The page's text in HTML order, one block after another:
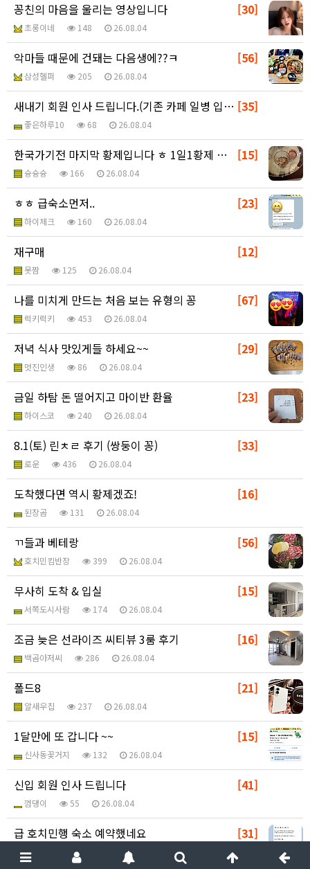
[30]
꽁친의 마음을 울리는 영상입니다
초롱이네 148 26.08.04
[56]
악마들 때문에 건돼는 다음생에??ㅋ
삼성헬퍼 205 26.08.04
[35]
새내기 회원 인사 드립니다.(기존 카페 일병 입니다)
좋은하루10 68 26.08.04
[15]
한국가기전 마지막 황제입니다 ㅎ 1일1황제 미션 클리어
슝슝슝 166 26.08.04
[23]
ㅎㅎ 급숙소먼저..
하이체크 160 26.08.04
[12]
재구매
못짬 125 26.08.04
[67]
나를 미치게 만드는 처음 보는 유형의 꽁
럭키럭키 453 26.08.04
[29]
저녁 식사 맛있게들 하세요~~
멋진인생 86 26.08.04
[23]
금일 하탐 돈 떨어지고 마이반 환율
하이스코 240 26.08.04
[33]
8.1(토) 린ㅊㄹ 후기 (쌍둥이 꽁)
로운 436 26.08.04
[16]
도착했다면 역시 황제겠죠!
된장곰 131 26.08.04
[56]
ㄲ들과 베테랑
호치민킴반장 399 26.08.04
[15]
무사히 도착 & 입실
서쪽도시사람 174 26.08.04
[16]
조금 늦은 선라이즈 씨티뷰 3룸 후기
백곰아저씨 286 26.08.04
[21]
폴드8
알새우칩 237 26.08.04
[15]
1달만에 또 갑니다 ~~
신사동꽃거지 132 26.08.04
[41]
신입 회원 인사 드립니다
껌댕이 55 26.08.04
[31]
급 호치민행 숙소 예약했네요
스카이블루 26.08.04